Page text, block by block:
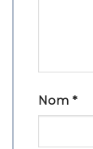
Nom *